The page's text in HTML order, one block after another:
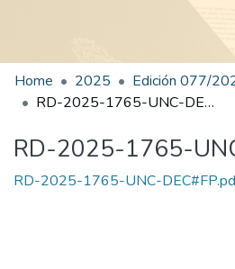
Home 2025
RD-2025-1765-UNC-DEC#FP
RD-2025-1765-
RD-2025-1765-UNC-